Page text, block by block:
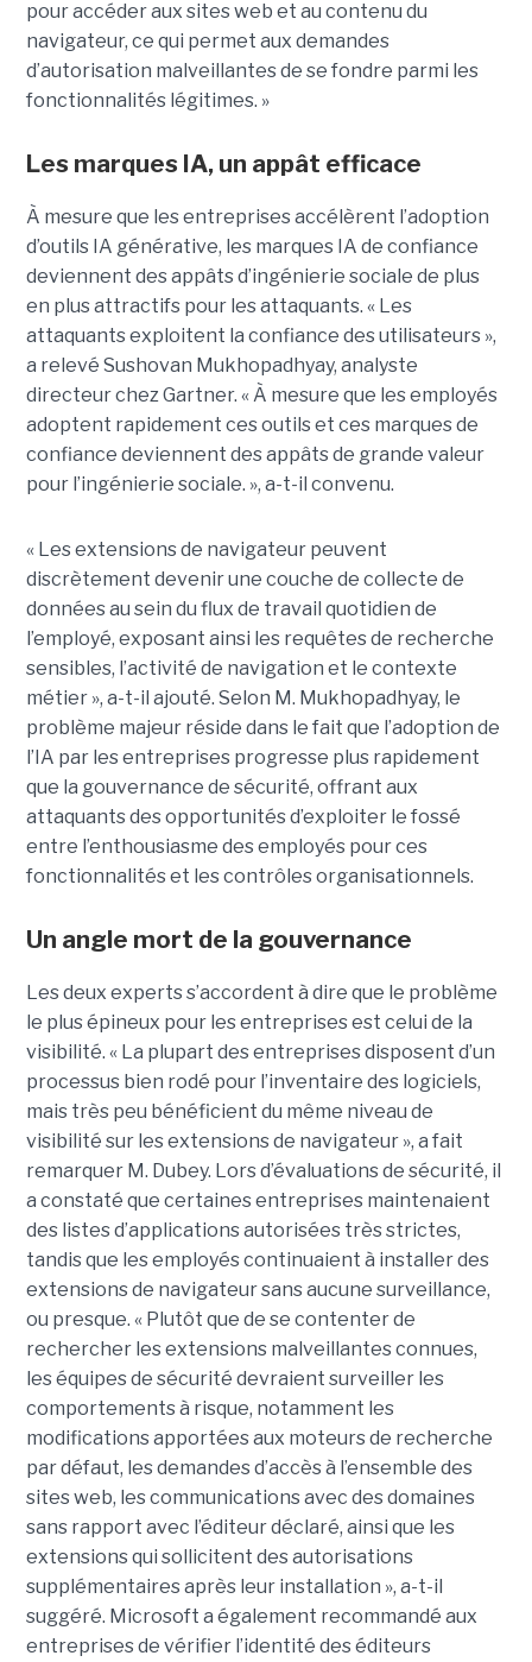
pour accéder aux sites web et au contenu du
navigateur, ce qui permet aux demandes
d’autorisation malveillantes de se fondre parmi les
fonctionnalités légitimes. »
Les marques IA, un appât efficace
À mesure que les entreprises accélèrent l’adoption
d’outils IA générative, les marques IA de confiance
deviennent des appâts d’ingénierie sociale de plus
en plus attractifs pour les attaquants. « Les
attaquants exploitent la confiance des utilisateurs »,
a relevé Sushovan Mukhopadhyay, analyste
directeur chez Gartner. « À mesure que les employés
adoptent rapidement ces outils et ces marques de
confiance deviennent des appâts de grande valeur
pour l’ingénierie sociale. », a-t-il convenu.
« Les extensions de navigateur peuvent
discrètement devenir une couche de collecte de
données au sein du flux de travail quotidien de
l’employé, exposant ainsi les requêtes de recherche
sensibles, l’activité de navigation et le contexte
métier », a-t-il ajouté. Selon M. Mukhopadhyay, le
problème majeur réside dans le fait que l’adoption de
l’IA par les entreprises progresse plus rapidement
que la gouvernance de sécurité, offrant aux
attaquants des opportunités d’exploiter le fossé
entre l’enthousiasme des employés pour ces
fonctionnalités et les contrôles organisationnels.
Un angle mort de la gouvernance
Les deux experts s’accordent à dire que le problème
le plus épineux pour les entreprises est celui de la
visibilité. « La plupart des entreprises disposent d’un
processus bien rodé pour l’inventaire des logiciels,
mais très peu bénéficient du même niveau de
visibilité sur les extensions de navigateur », a fait
remarquer M. Dubey. Lors d’évaluations de sécurité, il
a constaté que certaines entreprises maintenaient
des listes d’applications autorisées très strictes,
tandis que les employés continuaient à installer des
extensions de navigateur sans aucune surveillance,
ou presque. « Plutôt que de se contenter de
rechercher les extensions malveillantes connues,
les équipes de sécurité devraient surveiller les
comportements à risque, notamment les
modifications apportées aux moteurs de recherche
par défaut, les demandes d’accès à l’ensemble des
sites web, les communications avec des domaines
sans rapport avec l’éditeur déclaré, ainsi que les
extensions qui sollicitent des autorisations
supplémentaires après leur installation », a-t-il
suggéré. Microsoft a également recommandé aux
entreprises de vérifier l’identité des éditeurs